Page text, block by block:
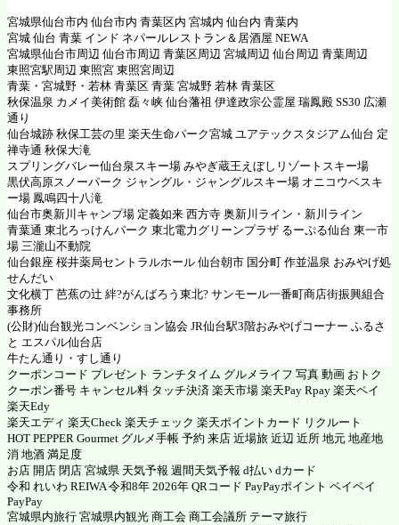
宮城県仙台市内 仙台市内 青葉区内 宮城内 仙台内 青葉内
宮城 仙台 青葉 インド ネパールレストラン＆居酒屋 NEWA
宮城県仙台市周辺 仙台市周辺 青葉区周辺 宮城周辺 仙台周辺 青葉周辺
東照宮駅周辺 東照宮 東照宮周辺
青葉・宮城野・若林 青葉区 青葉 宮城野 若林 青葉区
秋保温泉 カメイ美術館 磊々峡 仙台藩祖 伊達政宗公霊屋 瑞鳳殿 SS30 広瀬
通り
仙台城跡 秋保工芸の里 楽天生命パーク宮城 ユアテックスタジアム仙台 定
禅寺通 秋保大滝
スプリングバレー仙台泉スキー場 みやぎ蔵王えぼしリゾートスキー場
黒伏高原スノーパーク ジャングル・ジャングルスキー場 オニコウベスキ
ー場 鳳鳴四十八滝
仙台市奥新川キャンプ場 定義如来 西方寺 奥新川ライン・新川ライン
青葉通 東北ろっけんパーク 東北電力グリーンプラザ るーぷる仙台 東一市
場 三瀧山不動院
仙台銀座 桜井薬局セントラルホール 仙台朝市 国分町 作並温泉 おみやげ処
せんだい
文化横丁 芭蕉の辻 絆?がんばろう東北? サンモール一番町商店街振興組合
事務所
(公財)仙台観光コンベンション協会 JR仙台駅3階おみやげコーナー ふるさ
と エスパル仙台店
牛たん通り・すし通り
クーポンコード プレゼント ランチタイム グルメライフ 写真 動画 おトク
クーポン番号 キャンセル料 タッチ決済 楽天市場 楽天Pay Rpay 楽天ペイ
楽天Edy
楽天エディ 楽天Check 楽天チェック 楽天ポイントカード リクルート
HOT PEPPER Gourmet グルメ手帳 予約 来店 近場旅 近辺 近所 地元 地産地
消 地酒 満足度
お店 開店 閉店 宮城県 天気予報 週間天気予報 d払い dカード
令和 れいわ REIWA 令和8年 2026年 QRコード PayPayポイント ペイペイ
PayPay
宮城県内旅行 宮城県内観光 商工会 商工会議所 テーマ旅行